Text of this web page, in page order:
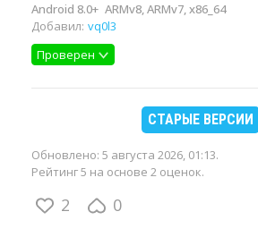
Android 8.0+ ARMv8, ARMv7, x86_64
Добавил: vq0l3
Проверен
СТАРЫЕ ВЕРСИИ
Обновлено: 5 августа 2026, 01:13.
Рейтинг 5 на основе 2 оценок.
2 0